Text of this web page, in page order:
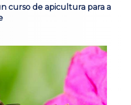
curso de apicultura para a